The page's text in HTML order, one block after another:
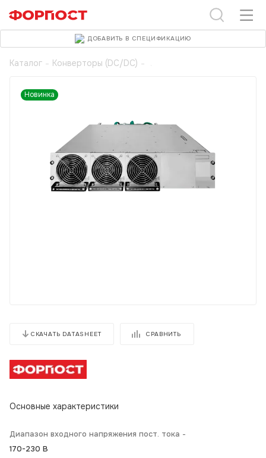
Каталог - Конверторы (DC/DC) -
Новинка
СКАЧАТЬ DATASHEET СРАВНИТЬ
Основные характеристики
Диапазон входного напряжения пост. тока -
170-230 В
ДОБАВИТЬ В СПЕЦИФИКАЦИЮ